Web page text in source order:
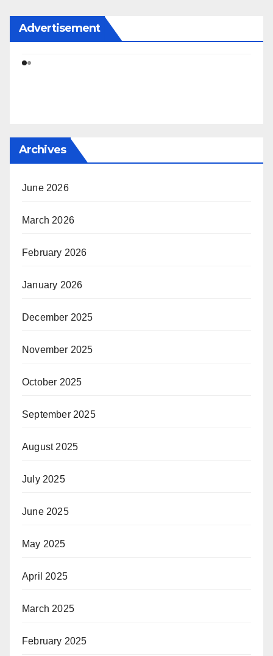
Advertisement
Archives
June 2026
March 2026
February 2026
January 2026
December 2025
November 2025
October 2025
September 2025
August 2025
July 2025
June 2025
May 2025
April 2025
March 2025
February 2025